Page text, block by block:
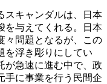
スキャンダルは、日本
を与えてくれる。日本
々問題となるが、この
を浮き彫りにしてい
が急速に進む中で、政
手に事業を行う民間企